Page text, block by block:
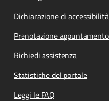
Dichiarazione di accessibilità
Prenotazione appuntamento
Richiedi assistenza
Statistiche del portale
Leggi le FAQ